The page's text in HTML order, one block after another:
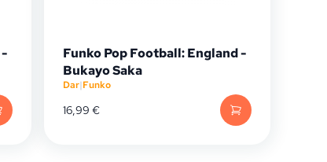
Funko Pop Football: England -
Bukayo Saka
Dar|Funko
16,99 €